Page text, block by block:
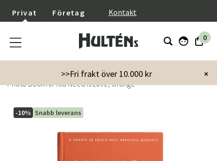
Privat Företag Kontakt
0
×
>>Fri frakt över 10.000 kr
Inredning Dekoration
Fotoalbum
Photo Book All You Need is Love, Orange
-10% Snabb leverans